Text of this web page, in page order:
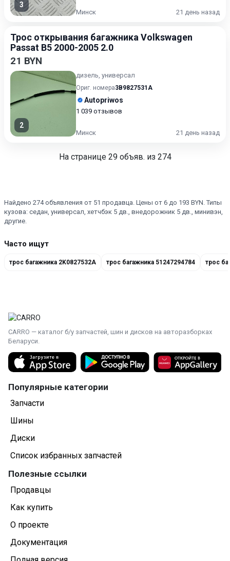
3
Минск 21 день назад
Трос открывания багажника Volkswagen
Passat B5 2000-2005 2.0
21 BYN
2
дизель, универсал
Ориг. номера3B9827531A
Autopriwos
1 039 отзывов
Минск 21 день назад
На странице 29объяв. из 274
Найдено 274 объявления от 51 продавца. Цены от 6 до 193 BYN. Типы
кузова: седан, универсал, хетчбэк 5 дв., внедорожник 5 дв., минивэн,
другие.
Часто ищут
трос багажника 2K0827532A трос багажника 51247294784 трос
CARRO — каталог б/у запчастей, шин и дисков на авторазборках
Беларуси.
Популярные категории
Запчасти
Шины
Диски
Список избранных запчастей
Полезные ссылки
Продавцы
Как купить
О проекте
Документация